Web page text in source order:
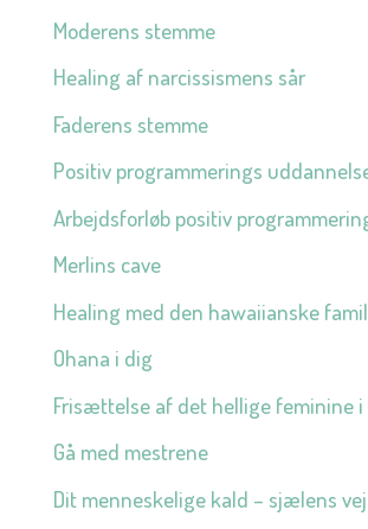
Moderens stemme
Healing af narcissismens sår
Faderens stemme
Positiv programmerings
Arbejdsforløb positiv
Merlins cave
Healing med den hawaiianske
Ohana i dig
Frisættelse af det hellige feminine i
Gå med mestrene
Dit menneskelige kald – sjælens vej